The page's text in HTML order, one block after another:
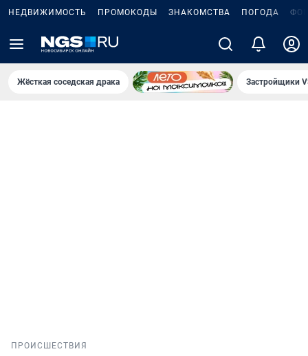
НЕДВИЖИМОСТЬ ПРОМОКОДЫ ЗНАКОМСТВА ПОГОДА
Жёсткая соседская драка Застройщики
ПРОИСШЕСТВИЯ